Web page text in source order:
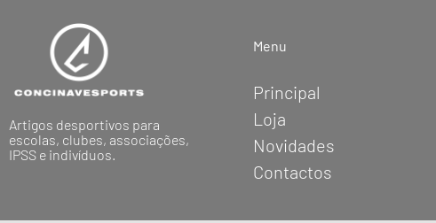
Artigos desportivos para
escolas, clubes, associações,
IPSS e indivíduos.
Menu
Principal
Loja
Novidades
Contactos